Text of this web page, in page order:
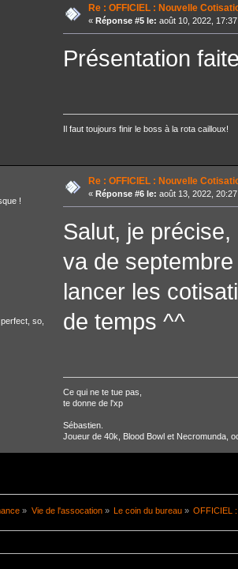
Re : OFFICIEL : Nouvelle
« Réponse #5 le: août 10, 2022,
Présentation
Il faut toujours finir le boss à la rota cailloux!
!
so,
Re : OFFICIEL : Nouvelle
« Réponse #6 le: août 13, 2022,
Salut, je
va de
lancer les
de temps ^^
Ce qui ne te tue pas,
te donne de l'xp
Sébastien.
Joueur de 40k, Blood Bowl et Necromunda,
» Vie de l'assocation» Le coin du bureau» OFFICIEL